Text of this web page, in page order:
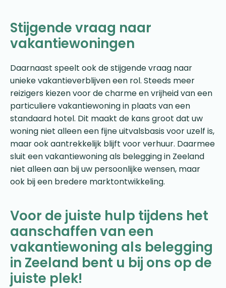
Stijgende vraag naar
vakantiewoningen
Daarnaast speelt ook de stijgende vraag naar
unieke vakantieverblijven een rol. Steeds meer
reizigers kiezen voor de charme en vrijheid van een
particuliere vakantiewoning in plaats van een
standaard hotel. Dit maakt de kans groot dat uw
woning niet alleen een fijne uitvalsbasis voor uzelf is,
maar ook aantrekkelijk blijft voor verhuur. Daarmee
sluit een vakantiewoning als belegging in Zeeland
niet alleen aan bij uw persoonlijke wensen, maar
ook bij een bredere marktontwikkeling.
Voor de juiste hulp tijdens het
aanschaffen van een
vakantiewoning als belegging
in Zeeland bent u bij ons op de
juiste plek!